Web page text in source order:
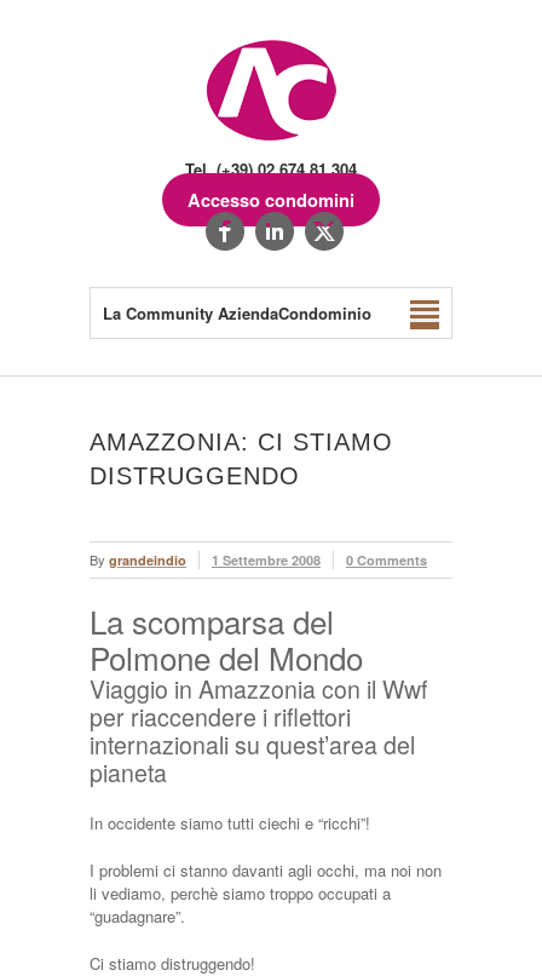
Tel. (+39) 02.674.81.304
Accesso condomini
La Community AziendaCondominio
AMAZZONIA: CI STIAMO
DISTRUGGENDO
By grandeindio 1 Settembre 2008 0 Comments
La scomparsa del
Polmone del Mondo
Viaggio in Amazzonia con il Wwf
per riaccendere i riflettori
internazionali su quest’area del
pianeta
In occidente siamo tutti ciechi e “ricchi”!
I problemi ci stanno davanti agli occhi, ma noi non
li vediamo, perchè siamo troppo occupati a
“guadagnare”.
Ci stiamo distruggendo!